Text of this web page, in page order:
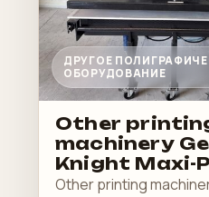
ДРУГОЕ
ОБОРУДОВАНИЕ
Other
machinery
Knight Maxi-
Other printing